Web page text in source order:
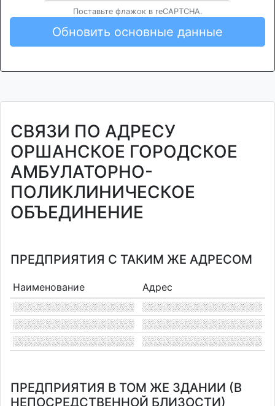
Поставьте флажок в reCAPTCHA.
Обновить основные данные
СВЯЗИ ПО АДРЕСУ
ОРШАНСКОЕ ГОРОДСКОЕ
АМБУЛАТОРНО-
ПОЛИКЛИНИЧЕСКОЕ
ОБЪЕДИНЕНИЕ
ПРЕДПРИЯТИЯ С ТАКИМ ЖЕ АДРЕСОМ
Наименование Адрес
ПРЕДПРИЯТИЯ В ТОМ ЖЕ ЗДАНИИ (В
НЕПОСРЕДСТВЕННОЙ БЛИЗОСТИ)